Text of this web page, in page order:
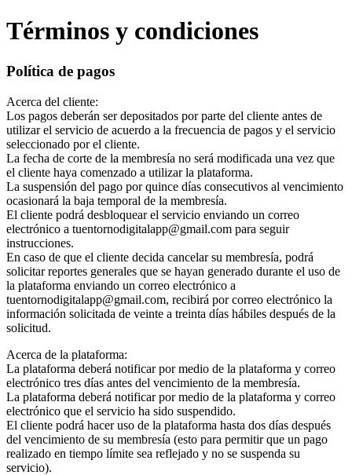
Términos y condiciones
Política de pagos
Acerca del cliente:
Los pagos deberán ser depositados por parte del cliente antes de
utilizar el servicio de acuerdo a la frecuencia de pagos y el servicio
seleccionado por el cliente.
La fecha de corte de la membresía no será modificada una vez que
el cliente haya comenzado a utilizar la plataforma.
La suspensión del pago por quince días consecutivos al vencimiento
ocasionará la baja temporal de la membresía.
El cliente podrá desbloquear el servicio enviando un correo
electrónico a tuentornodigitalapp@gmail.com para seguir
instrucciones.
En caso de que el cliente decida cancelar su membresía, podrá
solicitar reportes generales que se hayan generado durante el uso de
la plataforma enviando un correo electrónico a
tuentornodigitalapp@gmail.com, recibirá por correo electrónico la
información solicitada de veinte a treinta días hábiles después de la
solicitud.
Acerca de la plataforma:
La plataforma deberá notificar por medio de la plataforma y correo
electrónico tres días antes del vencimiento de la membresía.
La plataforma deberá notificar por medio de la plataforma y correo
electrónico que el servicio ha sido suspendido.
El cliente podrá hacer uso de la plataforma hasta dos días después
del vencimiento de su membresía (esto para permitir que un pago
realizado en tiempo límite sea reflejado y no se suspenda su
servicio).